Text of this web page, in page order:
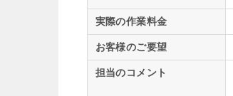
実際の作業料金
お客様のご要望
担当のコメント